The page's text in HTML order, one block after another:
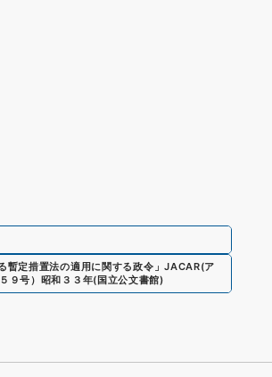
暫定措置法の適用に関する政令 」JACAR(ア
９号）昭和３３年(国立公文書館)